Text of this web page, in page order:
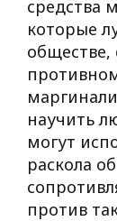
средства
которые
обществе,
научить
могут
раскола
против